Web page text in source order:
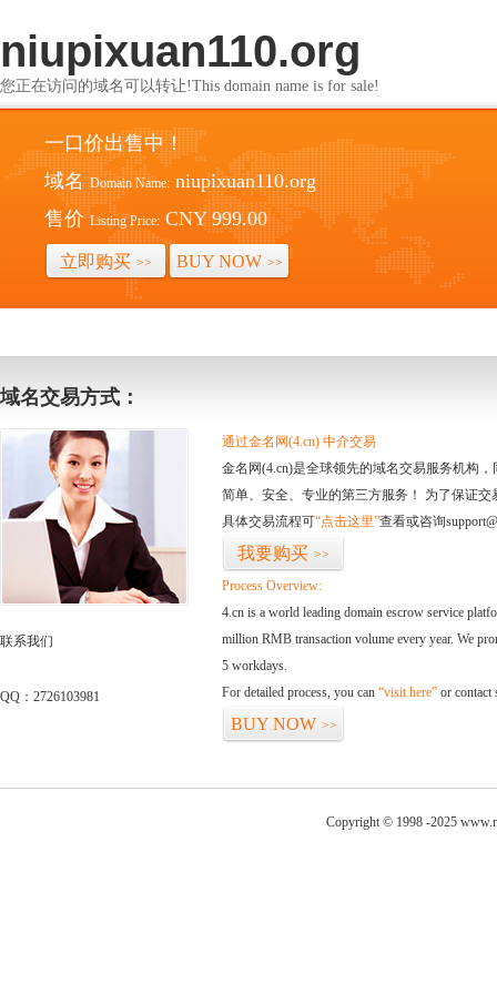
niupixuan110.org
您正在访问的域名可以转让!This domain name is for sale!
一口价出售中！
域名 Domain Name: niupixuan110.org
售价 Listing Price: CNY 999.00
立即购买 >> BUY NOW >>
域名交易方式：
联系我们
QQ：2726103981
通过金名网(4.cn) 中介交易
金名网(4.cn)是全球领先的域名交易服务机构
简单、安全、专业的第三方服务！ 为了保证
具体交易流程可“点击这里”查看或咨询
我要购买 >>
Process Overview:
4.cn is a world leading domain escrow service
million RMB transaction volume every year. We
5 workdays.
For detailed process, you can “visit here” or contact
BUY NOW >>
Copyright © 1998 -2025